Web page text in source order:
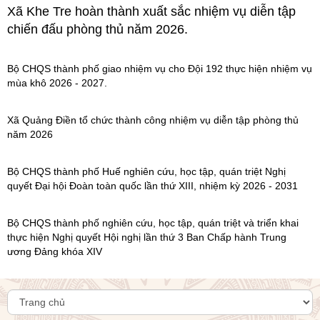
Thăm hỏi, hỗ trợ gia đình liệt sĩ gặp nạn tại Thủy
điện Rào Trăng 3
Đảng trong LLVT tỉnh Thừa Thiên Huế
14/10/2021
phòng thủ xã, thị trấn huyện Phong Điền năm
2021
16/08/2021
Lời cảm ơn từ trái tim - Cảm ơn những người lính
Bác Hồ
Xã Khe Tre hoàn thành xuất sắc nhiệm vụ diễn tập
chiến đấu phòng thủ năm 2026.
Bộ CHQS thành phố giao nhiệm vụ cho Đội 192 thực hiện nhiệm vụ
mùa khô 2026 - 2027.
Xã Quảng Điền tổ chức thành công nhiệm vụ diễn tập phòng thủ
năm 2026
Bộ CHQS thành phố Huế nghiên cứu, học tập, quán triệt Nghị
quyết Đại hội Đoàn toàn quốc lần thứ XIII, nhiệm kỳ 2026 - 2031
Bộ CHQS thành phố nghiên cứu, học tập, quán triệt và triển khai
thực hiện Nghị quyết Hội nghị lần thứ 3 Ban Chấp hành Trung
ương Đảng khóa XIV